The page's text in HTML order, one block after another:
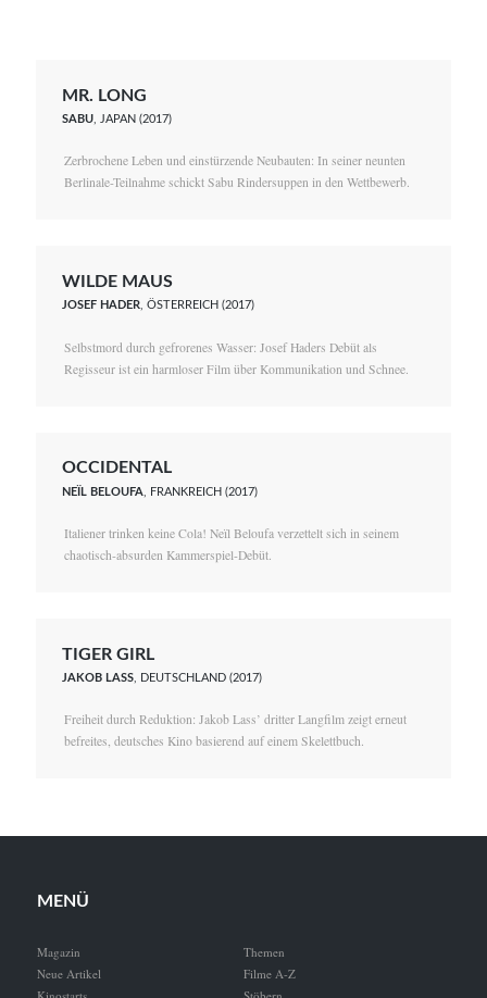
MR. LONG
SABU , JAPAN (2017)
Zerbrochene Leben und einstürzende Neubauten: In seiner neunten
Berlinale-Teilnahme schickt Sabu Rindersuppen in den Wettbewerb.
WILDE MAUS
JOSEF HADER , ÖSTERREICH (2017)
Selbstmord durch gefrorenes Wasser: Josef Haders Debüt als
Regisseur ist ein harmloser Film über Kommunikation und Schnee.
OCCIDENTAL
NEÏL BELOUFA , FRANKREICH (2017)
Italiener trinken keine Cola! Neïl Beloufa verzettelt sich in seinem
chaotisch-absurden Kammerspiel-Debüt.
TIGER GIRL
JAKOB LASS , DEUTSCHLAND (2017)
Freiheit durch Reduktion: Jakob Lass’ dritter Langfilm zeigt erneut
befreites, deutsches Kino basierend auf einem Skelettbuch.
MENÜ
Magazin
Neue Artikel
Themen
Filme A-Z